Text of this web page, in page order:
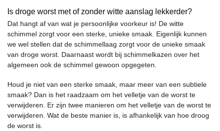
Is droge worst met of zonder witte aanslag lekkerder?
Dat hangt af van wat je persoonlijke voorkeur is! De witte
schimmel zorgt voor een sterke, unieke smaak. Eigenlijk kunnen
we wel stellen dat de schimmellaag zorgt voor de unieke smaak
van droge worst. Daarnaast wordt bij schimmelkazen over het
algemeen ook de schimmel gewoon opgegeten.
Houd je niet van een sterke smaak, maar meer van een subtiele
smaak? Dan is het raadzaam om het velletje van de worst te
verwijderen. Er zijn twee manieren om het velletje van de worst te
verwijderen. Wat de beste manier is, is afhankelijk van hoe droog
de worst is.